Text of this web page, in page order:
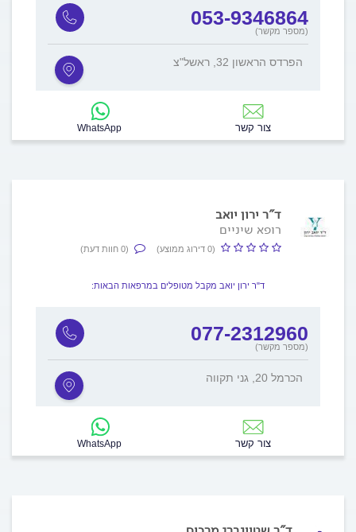
053-9346864
(מספר מקשר)
הפרדס הראשון 32, ראשל"צ
צור קשר WhatsApp
ד"ר ירון יואב
רופא שיניים
(0 דירוג ממוצע) (0 חוות דעת)
ד"ר ירון יואב מקבל מטופלים במרפאות הבאות:
077-2312960
(מספר מקשר)
הכרמל 20, גני תקווה
צור קשר WhatsApp